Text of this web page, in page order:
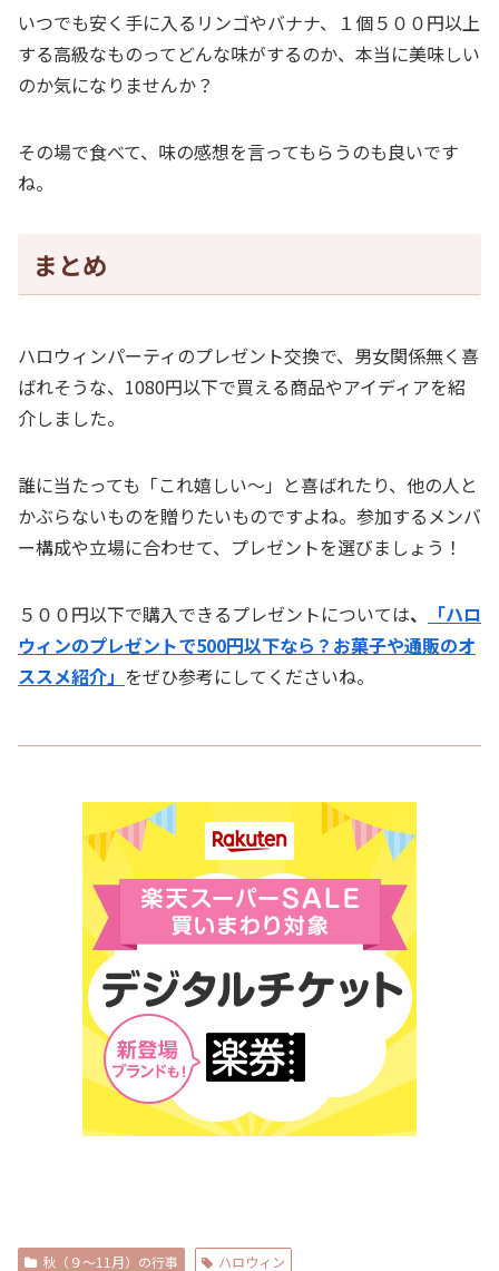
いつでも安く手に入るリンゴやバナナ、１個５００円以上
する高級なものってどんな味がするのか、本当に美味しい
のか気になりませんか？
その場で食べて、味の感想を言ってもらうのも良いです
ね。
まとめ
ハロウィンパーティのプレゼント交換で、男女関係無く喜
ばれそうな、1080円以下で買える商品やアイディアを紹
介しました。
誰に当たっても「これ嬉しい～」と喜ばれたり、他の人と
かぶらないものを贈りたいものですよね。参加するメンバ
ー構成や立場に合わせて、プレゼントを選びましょう！
５００円以下で購入できるプレゼントについては、
「ハロ
ウィンのプレゼントで500円以下なら？お菓子や通販のオ
ススメ紹介」 をぜひ参考にしてくださいね。
秋（９～11月）の行事 ハロウィン